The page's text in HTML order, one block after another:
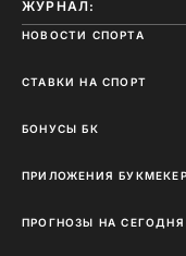
ЖУРНАЛ:
НОВОСТИ СПОРТА
СТАВКИ НА СПОРТ
БОНУСЫ БК
ПРИЛОЖЕНИЯ
ПРОГНОЗЫ НА СЕГОДНЯ